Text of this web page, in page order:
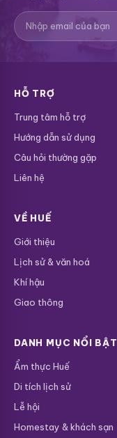
HỖ TRỢ
Trung tâm hỗ trợ
Hướng dẫn sử dụng
Câu hỏi thường gặp
Liên hệ
VỀ HUẾ
Giới thiệu
Lịch sử & văn hoá
Khí hậu
Giao thông
DANH MỤC NỔI BẬT
Ẩm thực Huế
Di tích lịch sử
Lễ hội
Homestay & khách sạn